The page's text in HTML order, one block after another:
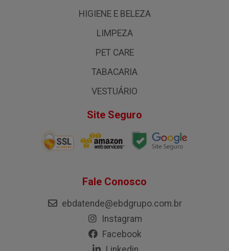
HIGIENE E BELEZA
LIMPEZA
PET CARE
TABACARIA
VESTUÁRIO
Site Seguro
Fale Conosco
ebdatende@ebdgrupo.com.br
Instagram
Facebook